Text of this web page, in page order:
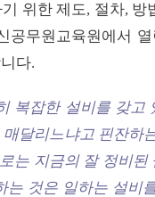
위한 제도, 절차,
공무원교육원에서
다.
복잡한 설비를 갖고
달리느냐고 핀잔하
는 지금의 잘 정비
는 것은 일하는 설비